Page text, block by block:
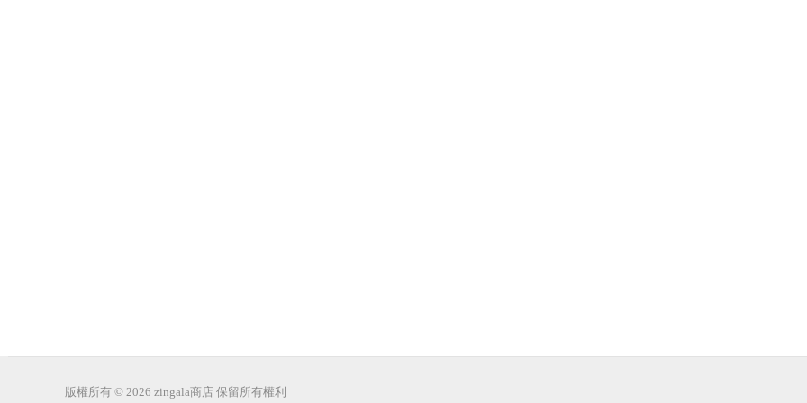
版權所有 © 2026 zingala商店 保留所有權利